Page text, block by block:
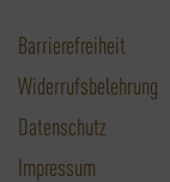
Barrierefreiheit
Widerrufsbelehrung
Datenschutz
Impressum